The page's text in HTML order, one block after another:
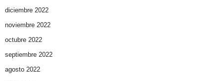
diciembre 2022
noviembre 2022
octubre 2022
septiembre 2022
agosto 2022